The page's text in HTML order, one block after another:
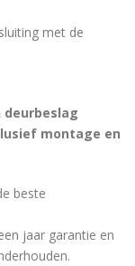
met de
deurbeslag
montage en
beste
jaar garantie en